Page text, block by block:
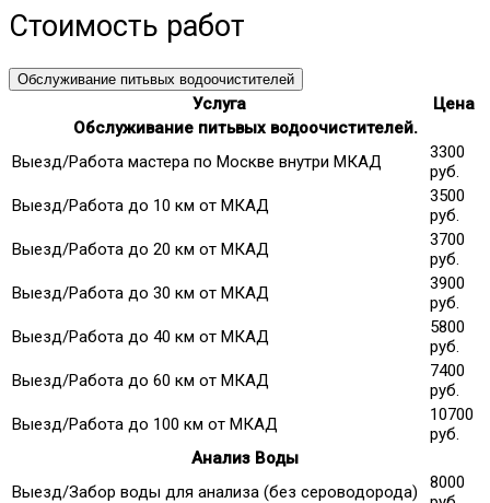
Стоимость работ
Обслуживание питьвых водоочистителей
Услуга
Цена
Обслуживание питьвых водоочистителей.
Выезд/Работа мастера по Москве внутри МКАД
3300
руб.
Выезд/Работа до 10 км от МКАД
3500
руб.
Выезд/Работа до 20 км от МКАД
3700
руб.
Выезд/Работа до 30 км от МКАД
3900
руб.
Выезд/Работа до 40 км от МКАД
5800
руб.
Выезд/Работа до 60 км от МКАД
7400
руб.
Выезд/Работа до 100 км от МКАД
10700
руб.
Анализ Воды
Выезд/Забор воды для анализа (без сероводорода)
8000